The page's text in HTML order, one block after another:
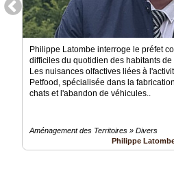
Philippe Latombe interroge le préfet
difficiles du quotidien des habitants
Les nuisances olfactives liées à
Petfood, spécialisée dans la
chats et l'abandon de véhicules..
Aménagement des Territoires » Divers
Philippe